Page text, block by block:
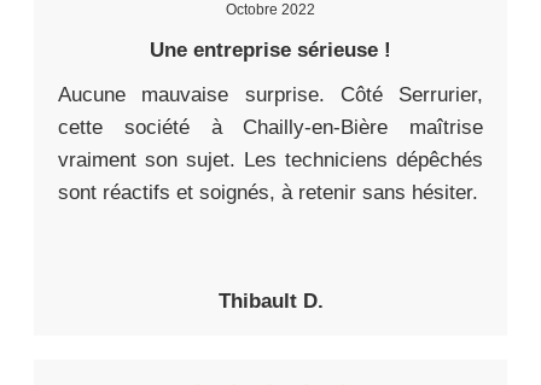
Octobre 2022
Une entreprise sérieuse !
Aucune mauvaise surprise. Côté Serrurier,
cette société à Chailly-en-Bière maîtrise
vraiment son sujet. Les techniciens dépêchés
sont réactifs et soignés, à retenir sans hésiter.
Thibault D.